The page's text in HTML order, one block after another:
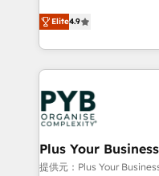
to your needs and
certifications, we are
services are offered
Elite Solutions
migrate, replatform,
in high-impact CRM
onboarding from
Zoho, Pardot,
WordPress and
systems into unified,
architectures that
performance. - Multi-object CRM migration, cleanup,
Elite4.9
Plus Your
提供元：Plus Your